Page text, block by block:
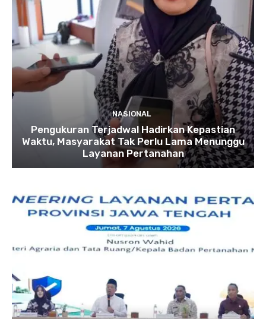
NASIONAL
Pengukuran Terjadwal Hadirkan Kepastian
Waktu, Masyarakat Tak Perlu Lama Menunggu
Layanan Pertanahan